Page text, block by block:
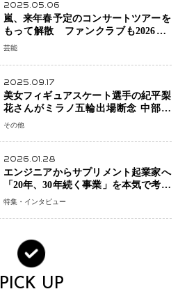
2025.05.06
嵐、来年春予定のコンサートツアーを
もって解散 ファンクラブも2026年5
月末で活動終了
芸能
2025.09.17
美女フィギュアスケート選手の紀平梨
花さんがミラノ五輪出場断念 中部選
手権欠場を発表「安全最優先の判断」
その他
2026.01.28
エンジニアからサプリメント起業家へ
「20年、30年続く事業」を本気で考え
た竹田嶺さんの決断
特集・インタビュー
PICK UP